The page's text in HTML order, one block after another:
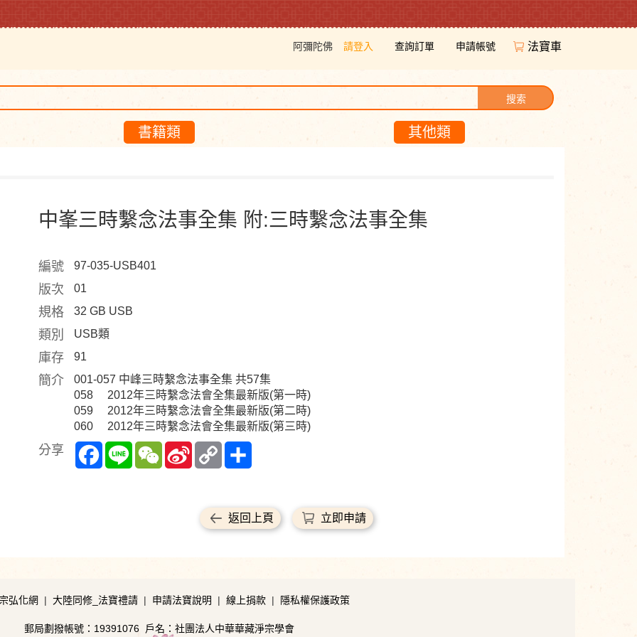
阿彌陀佛 請登入 查詢訂單 申請帳號 法寶車
搜索
書籍類 其他類
中峯三時繫念法事全集 附:三時繫念法事全集
編號 97-035-USB401
版次 01
規格 32 GB USB
類別 USB類
庫存 91
簡介
001-057 中峰三時繫念法事全集 共57集
058 2012年三時繫念法會全集最新版(第一時)
059 2012年三時繫念法會全集最新版(第二時)
060 2012年三時繫念法會全集最新版(第三時)
分享 Facebook
Line WeChatSina
Weibo
Copy
Link
Share
返回上頁 立即申請
弘化網 | 大陸同修_法寶禮請 | 申請法寶說明 | 線上捐款 | 隱私權保護政策
郵局劃撥帳號：19391076 戶名：社團法人中華華藏淨宗學會